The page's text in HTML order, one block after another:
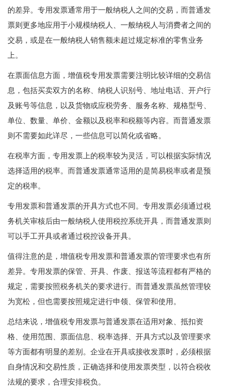
的差异。专用发票通常用于一般纳税人之间的交易，而普通发
票则更多地应用于小规模纳税人、一般纳税人与消费者之间的
交易，或是在一般纳税人销售额未超过规定标准的零售业务
上。
在票面信息方面，增值税专用发票需要注明比较详细的交易信
息，包括买卖双方的名称、纳税人识别号、地址电话、开户行
及账号等信息，以及货物或应税劳务、服务名称、规格型号、
单位、数量、单价、金额以及税率和税额等内容。而普通发票
则不需要如此详尽，一些信息可以简化或省略。
在税率方面，专用发票上的税率较为灵活，可以根据实际情况
选择适用的税率。而普通发票通常适用的是简易税率或者是预
定的税率。
专用发票和普通发票的开具方式也不同。专用发票必须通过税
务机关审核后由一般纳税人使用税控系统开具，而普通发票则
可以手工开具或者通过税控设备开具。
值得注意的是，增值税专用发票和普通发票的管理要求也有所
差异。专用发票的保管、开具、作废、报送等流程都有严格的
规定，需要按照税务机关的要求进行。而普通发票虽然管理较
为宽松，但也需要按照规定进行申领、保管和使用。
总结来说，增值税专用发票与普通发票在适用对象、抵扣资
格、使用范围、票面信息、税率选择、开具方式以及管理要求
等方面都有明显的差别。企业在开具或接收发票时，必须根据
自身情况和交易性质，正确选择和使用发票类型，以符合税收
法规的要求，合理安排税负。